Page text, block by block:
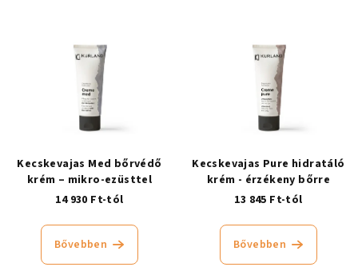
Kecskevajas Med bőrvédő
krém – mikro-ezüsttel
14 930 Ft-tól
Bővebben
Kecskevajas Pure hidratáló
krém - érzékeny bőrre
13 845 Ft-tól
Bővebben